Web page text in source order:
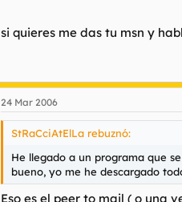
si quieres me das tu msn y
24 Mar 2006
StRaCciAtElLa rebuznó:
He llegado a un programa que
bueno, yo me he descargado
Eso es el peer to mail ( o una